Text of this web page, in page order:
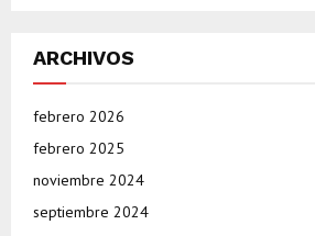
ARCHIVOS
febrero 2026
febrero 2025
noviembre 2024
septiembre 2024